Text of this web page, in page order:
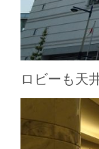
ロビーも天